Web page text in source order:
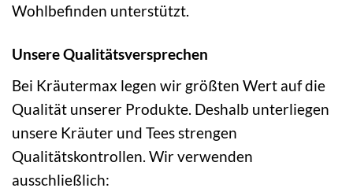
Wohlbefinden unterstützt.
Unsere Qualitätsversprechen
Bei Kräutermax legen wir größten Wert auf die
Qualität unserer Produkte. Deshalb unterliegen
unsere Kräuter und Tees strengen
Qualitätskontrollen. Wir verwenden
ausschließlich: